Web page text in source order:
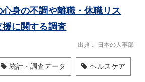
身の不調や離職・休職リス
に関する調査
出典 日本の人事部
統計・調査データ ヘルスケア